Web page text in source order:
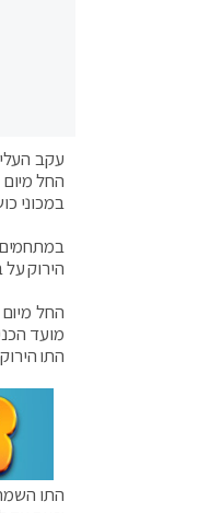
עקב
החל
במכוני
הירוק על בני 12 ומעלה, אולם החל מיום שישי 20.8.21,
מועד
התו הירוק גם על בני 1-12,